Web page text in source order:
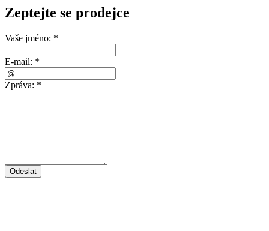
Zeptejte se prodejce
Vaše jméno: *
E-mail: *
Zpráva: *